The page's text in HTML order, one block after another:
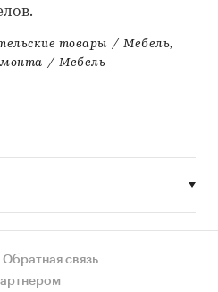
товары / Мебель,
/ Мебель
Обратная связь